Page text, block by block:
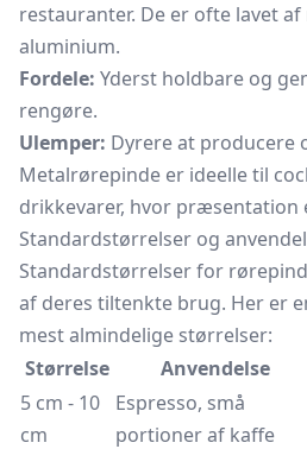
restauranter. De er ofte lavet
aluminium.
Fordele: Yderst holdbare og
rengøre.
Ulemper: Dyrere at producere
Metalrørepinde er ideelle til
drikkevarer, hvor præsentation
Standardstørrelser og
Standardstørrelser for
af deres tiltenkte brug. Her er
mest almindelige størrelser:
Størrelse
Anvendelse
5 cm - 10
cm
Espresso, små
portioner af kaffe